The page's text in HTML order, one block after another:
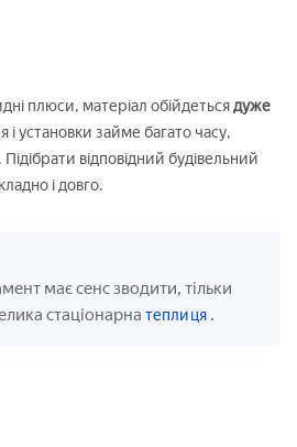
плюси, матеріал обійдетьсядуже
і установки займе багато часу,
відповідний будівельний
і довго.
має сенс зводити, тільки
стаціонарна теплиця .